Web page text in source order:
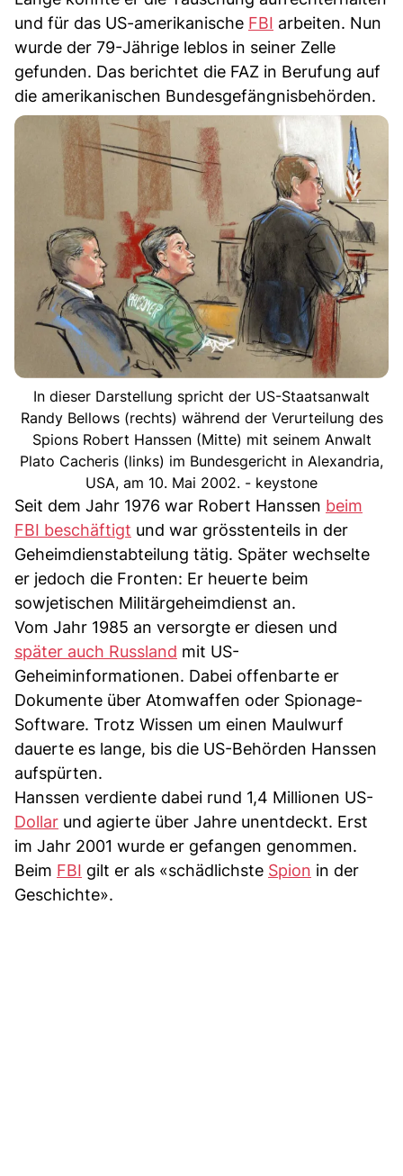
und für das US-amerikanische FBI arbeiten. Nun
wurde der 79-Jährige leblos in seiner Zelle
gefunden. Das berichtet die FAZ in Berufung auf
die amerikanischen Bundesgefängnisbehörden.
In dieser Darstellung spricht der US-Staatsanwalt
Randy Bellows (rechts) während der Verurteilung des
Spions Robert Hanssen (Mitte) mit seinem Anwalt
Plato Cacheris (links) im Bundesgericht in Alexandria,
USA, am 10. Mai 2002. - keystone
Seit dem Jahr 1976 war Robert Hanssen beim
FBI beschäftigt und war grösstenteils in der
Geheimdienstabteilung tätig. Später wechselte
er jedoch die Fronten: Er heuerte beim
sowjetischen Militärgeheimdienst an.
Vom Jahr 1985 an versorgte er diesen und
später auch Russland mit US-
Geheiminformationen. Dabei offenbarte er
Dokumente über Atomwaffen oder Spionage-
Software. Trotz Wissen um einen Maulwurf
dauerte es lange, bis die US-Behörden Hanssen
aufspürten.
Hanssen verdiente dabei rund 1,4 Millionen US-
Dollar und agierte über Jahre unentdeckt. Erst
im Jahr 2001 wurde er gefangen genommen.
Beim FBI gilt er als «schädlichste Spion in der
Geschichte».